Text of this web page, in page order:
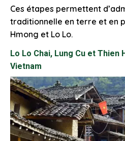
Ces étapes permettent
traditionnelle en terre et en
Hmong et Lo Lo.
Lo Lo Chai, Lung Cu et Thien
Vietnam